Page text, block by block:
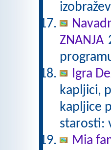
ZNANJA
Igra
kapljici,
kapljice
starosti:
Mia